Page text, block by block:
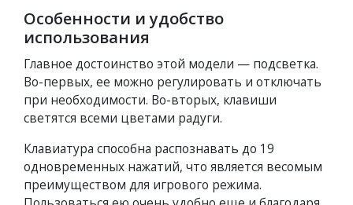
Особенности и удобство
использования
Главное достоинство этой модели — подсветка.
Во-первых, ее можно регулировать и отключать
при необходимости. Во-вторых, клавиши
светятся всеми цветами радуги.
Клавиатура способна распознавать до 19
одновременных нажатий, что является весомым
преимуществом для игрового режима.